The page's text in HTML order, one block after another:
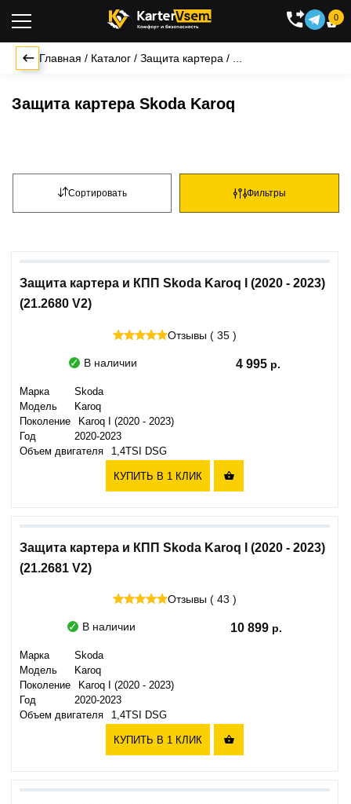

0
Главная / Каталог / Защита картера /
Защита картера Skoda Karoq
Фильтры
Сортировать
Защита картера и КПП Skoda Karoq I (2020 - 2023)
(21.2680 V2)
Отзывы ( 35 )
В наличии 4 995
Марка
Skoda
Модель
Karoq
Поколение
Karoq I (2020 - 2023)
Год
2020-2023
Объем двигателя
1,4TSI DSG
КУПИТЬ В 1 КЛИК 
Защита картера и КПП Skoda Karoq I (2020 - 2023)
(21.2681 V2)
Отзывы ( 43 )
В наличии 10 899
Марка
Skoda
Модель
Karoq
Поколение
Karoq I (2020 - 2023)
Год
2020-2023
Объем двигателя
1,4TSI DSG
КУПИТЬ В 1 КЛИК 